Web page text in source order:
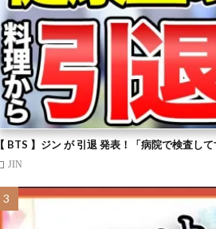
【 BTS 】ジン が 引退 発表！「病院で検査し
JIN